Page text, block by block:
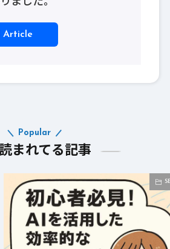
Article
まれてる記事
Popular
SEO